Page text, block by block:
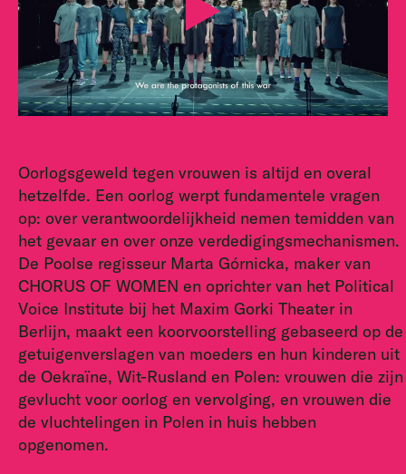
Oorlogsgeweld tegen vrouwen is altijd en overal
hetzelfde. Een oorlog werpt fundamentele vragen
op: over verantwoordelijkheid nemen temidden van
het gevaar en over onze verdedigingsmechanismen.
De Poolse regisseur Marta Górnicka, maker van
CHORUS OF WOMEN en oprichter van het Political
Voice Institute bij het Maxim Gorki Theater in
Berlijn, maakt een koorvoorstelling gebaseerd op de
getuigenverslagen van moeders en hun kinderen uit
de Oekraïne, Wit-Rusland en Polen: vrouwen die zijn
gevlucht voor oorlog en vervolging, en vrouwen die
de vluchtelingen in Polen in huis hebben
opgenomen.